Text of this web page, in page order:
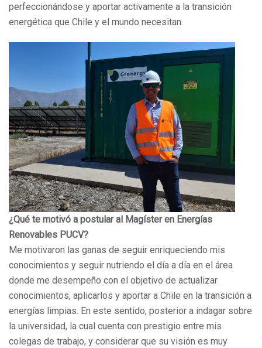
perfeccionándose y aportar activamente a la transición
energética que Chile y el mundo necesitan.
¿Qué te motivó a postular al Magíster en Energías
Renovables PUCV?
Me motivaron las ganas de seguir enriqueciendo mis
conocimientos y seguir nutriendo el día a día en el área
donde me desempeño con el objetivo de actualizar
conocimientos, aplicarlos y aportar a Chile en la transición a
energías limpias. En este sentido, posterior a indagar sobre
la universidad, la cual cuenta con prestigio entre mis
colegas de trabajo, y considerar que su visión es muy